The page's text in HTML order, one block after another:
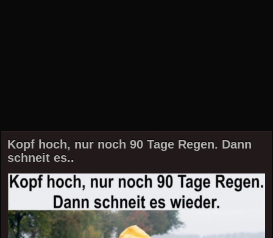
Kopf hoch, nur noch 90 Tage Regen. Dann
schneit es..